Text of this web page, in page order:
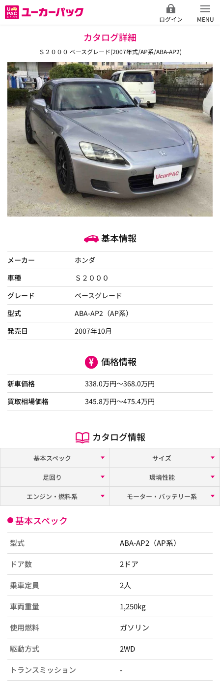
ログイン MENU
カタログ詳細
Ｓ２０００ ベースグレード(2007年式/AP系/ABA-AP2)
基本情報
メーカー
ホンダ
車種
Ｓ２０００
グレード
ベースグレード
型式
ABA-AP2（AP系）
発売日
2007年10月
価格情報
新車価格 338.0万円～368.0万円
買取相場価格
345.8万円〜475.4万円
カタログ情報
基本スペック
サイズ
足回り
環境性能
エンジン・燃料系
モーター・バッテリー系
基本スペック
型式 ABA-AP2（AP系）
ドア数 2ドア
乗車定員 2人
車両重量 1,250kg
使用燃料 ガソリン
駆動方式 2WD
トランスミッション -